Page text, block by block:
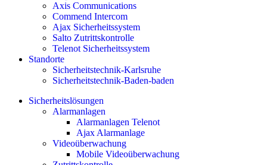
Axis Communications
Commend Intercom
Ajax Sicherheitssystem​
Salto Zutrittskontrolle
Telenot Sicherheitssystem
Standorte
Sicherheitstechnik-Karlsruhe
Sicherheitstechnik-Baden-baden
Sicherheitslösungen
Alarmanlagen
Alarmanlagen Telenot
Ajax Alarmanlage
Videoüberwachung
Mobile Videoüberwachung